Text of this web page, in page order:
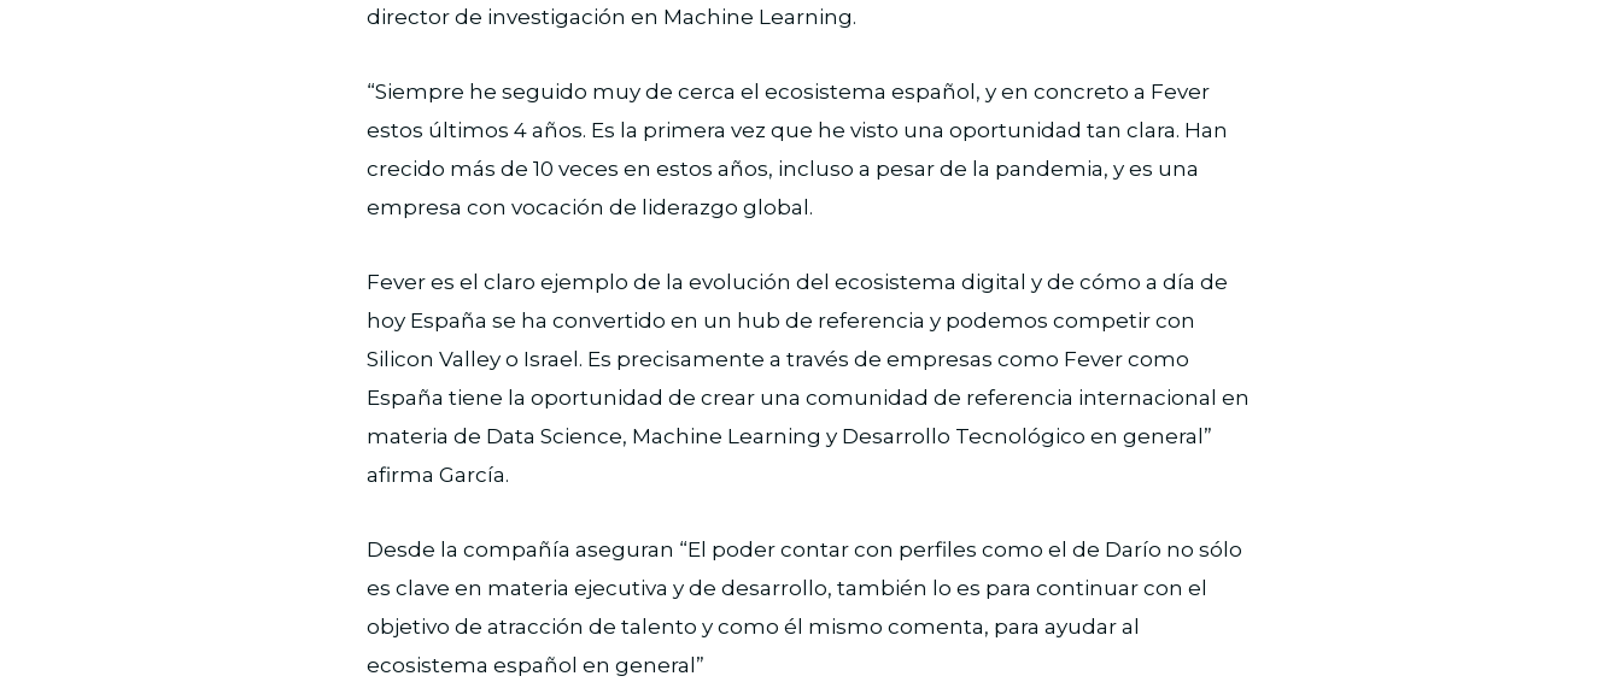
director de investigación en Machine Learning.
“Siempre he seguido muy de cerca el ecosistema español, y en concreto a Fever
estos últimos 4 años. Es la primera vez que he visto una oportunidad tan clara. Han
crecido más de 10 veces en estos años, incluso a pesar de la pandemia, y es una
empresa con vocación de liderazgo global.
Fever es el claro ejemplo de la evolución del ecosistema digital y de cómo a día de
hoy España se ha convertido en un hub de referencia y podemos competir con
Silicon Valley o Israel. Es precisamente a través de empresas como Fever como
España tiene la oportunidad de crear una comunidad de referencia internacional en
materia de Data Science, Machine Learning y Desarrollo Tecnológico en general”
afirma García.
Desde la compañía aseguran “El poder contar con perfiles como el de Darío no sólo
es clave en materia ejecutiva y de desarrollo, también lo es para continuar con el
objetivo de atracción de talento y como él mismo comenta, para ayudar al
ecosistema español en general”